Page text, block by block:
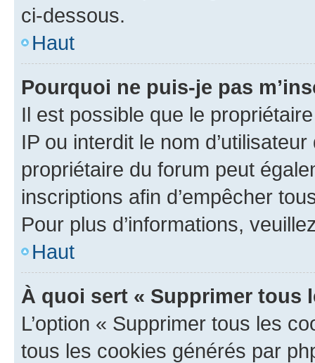
ci-dessous.
Haut
Pourquoi ne puis-je pas
Il est possible que le
IP ou interdit le nom
propriétaire du forum peut
inscriptions afin d’empêcher
Pour plus d’informations,
Haut
À quoi sert « Supprimer tous
L’option « Supprimer tous les
tous les cookies générés par